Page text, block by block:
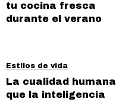
tu cocina fresca
durante el verano
Estilos de vida
La cualidad humana
que la inteligencia